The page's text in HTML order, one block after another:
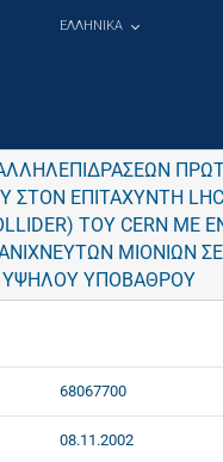
ΕΛΛΗΝΙΚΑ
ΣΤΟΝ ΕΠΙΤΑΧΥΝΤΗ LHC
TOY CERN ΜΕ
ΜΙΟΝΙΩΝ
ΥΨΗΛΟΥ ΥΠΟΒΑΘΡΟΥ
68067700
08.11.2002